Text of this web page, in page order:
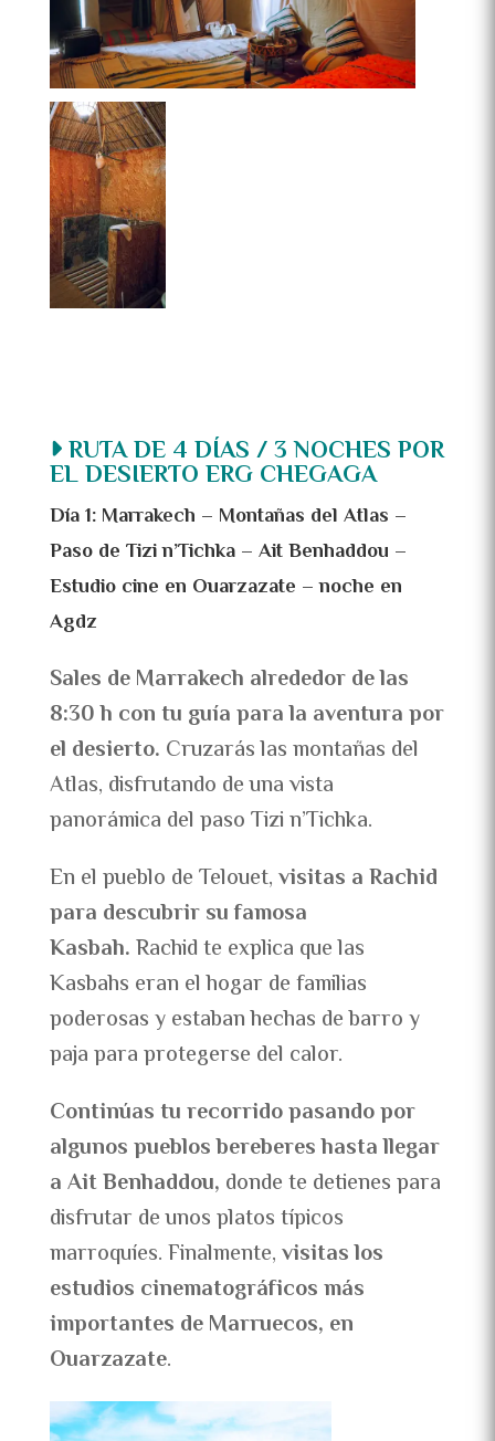
RUTA DE 4 DÍAS / 3 NOCHES POR
EL DESIERTO ERG CHEGAGA
Día 1: Marrakech – Montañas del Atlas –
Paso de Tizi n’Tichka – Ait Benhaddou –
Estudio cine en Ouarzazate – noche en
Agdz
Sales de Marrakech alrededor de las
8:30 h con tu guía para la aventura por
el desierto. Cruzarás las montañas del
Atlas, disfrutando de una vista
panorámica del paso Tizi n’Tichka.
En el pueblo de Telouet,visitas a Rachid
para descubrir su famosa
Kasbah.Rachid te explica que las
Kasbahs eran el hogar de familias
poderosas y estaban hechas de barro y
paja para protegerse del calor.
Continúas tu recorrido pasando por
algunos pueblos bereberes hasta llegar
a Ait Benhaddou, donde te detienes para
disfrutar de unos platos típicos
marroquíes. Finalmente,visitas los
estudios cinematográficos más
importantes de Marruecos, en
Ouarzazate.